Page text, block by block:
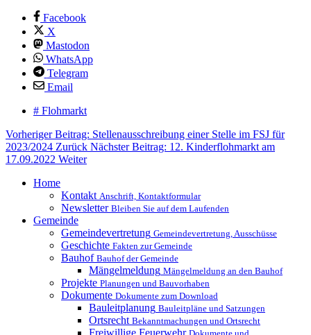
Facebook
X
Mastodon
WhatsApp
Telegram
Email
# Flohmarkt
Vorheriger Beitrag: Stellenausschreibung einer Stelle im FSJ für
2023/2024 Zurück Nächster Beitrag: 12. Kinderflohmarkt am
17.09.2022 Weiter
Home
Kontakt Anschrift, Kontaktformular
Newsletter Bleiben Sie auf dem Laufenden
Gemeinde
Gemeindevertretung Gemeindevertretung, Ausschüsse
Geschichte Fakten zur Gemeinde
Bauhof Bauhof der Gemeinde
Mängelmeldung Mängelmeldung an den Bauhof
Projekte Planungen und Bauvorhaben
Dokumente Dokumente zum Download
Bauleitplanung Bauleitpläne und Satzungen
Ortsrecht Bekanntmachungen und Ortsrecht